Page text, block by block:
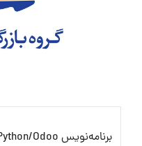
برنامه‌نویس Python/Odoo